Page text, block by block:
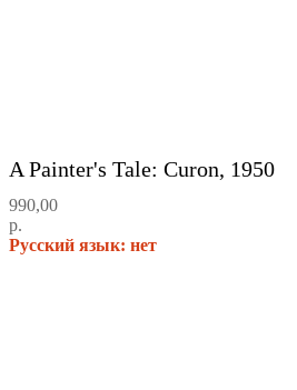
A Painter's Tale: Curon, 1950
990,00
р.
Русский язык: нет